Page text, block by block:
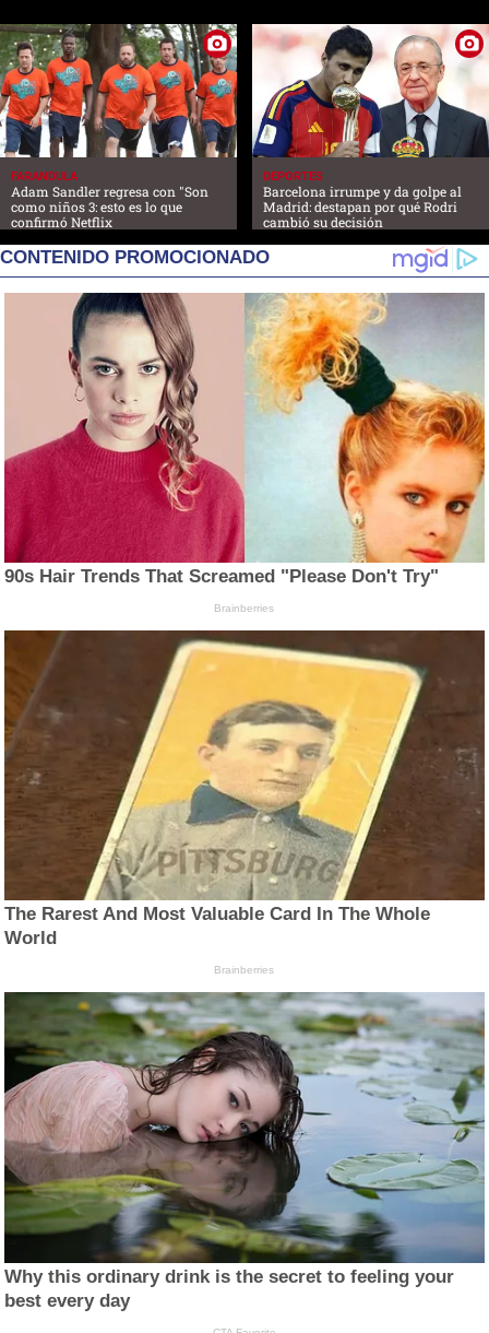
FARANDULA
Adam Sandler regresa con "Son
como niños 3: esto es lo que
confirmó Netflix
DEPORTES
Barcelona irrumpe y da golpe al
Madrid: destapan por qué Rodri
cambió su decisión
CONTENIDO PROMOCIONADO
90s Hair Trends That Screamed "Please Don't Try"
Brainberries
The Rarest And Most Valuable Card In The Whole
World
Brainberries
Why this ordinary drink is the secret to feeling your
best every day